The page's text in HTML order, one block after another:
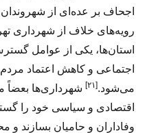
اجحاف بر عده‌ای از
رویه‌های خلاف از شهرداری
استان‌ها، یکی از عوامل
اجتماعی و کاهش اعتماد
می‌شود.[۲۱]
شهرداری‌ها بعضاً
اقتصادی و سیاسی خود را
وفاداران و حامیان بسازند و